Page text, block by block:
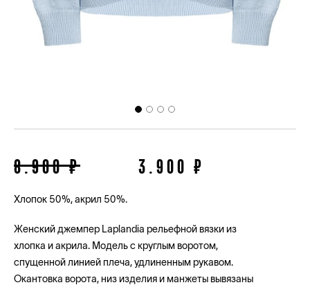
8.900 ₽ 3.900 ₽
Хлопок 50%, акрил 50%.
Женский джемпер Laplandia рельефной вязки из
хлопка и акрила. Модель с круглым воротом,
спущенной линией плеча, удлиненным рукавом.
Окантовка ворота, низ изделия и манжеты вывязаны